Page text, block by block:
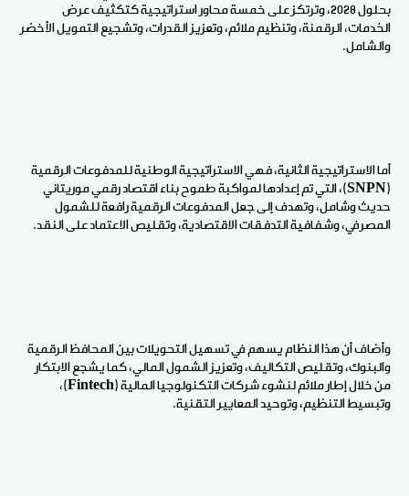
بحلول 2028، وترتكز على خمسة محاور استراتيجية كتكثيف عرض
الخدمات، الرقمنة، وتنظيم ملائم، وتعزيز القدرات، وتشجيع التمويل الأخضر
والشامل.
أما الاستراتيجية الثانية، فهي الاستراتيجية الوطنية للمدفوعات الرقمية
(
SNPN)، التي تم إعدادها لمواكبة طموح بناء اقتصاد رقمي موريتاني
حديث وشامل، وتهدف إلى جعل المدفوعات الرقمية رافعة للشمول
المصرفي، وشفافية التدفقات الاقتصادية، وتقليص الاعتماد على النقد.
وأضاف أن هذا النظام يسهم في تسهيل التحويلات بين المحافظ الرقمية
والبنوك، وتقليص التكاليف، وتعزيز الشمول المالي، كما يشجع الابتكار
من خلال إطار ملائم لنشوء شركات التكنولوجيا المالية (Fintech)،
وتبسيط التنظيم، وتوحيد المعايير التقنية.